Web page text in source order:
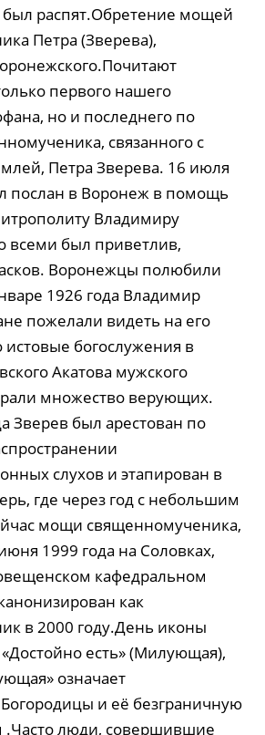
был распят.Обретение мощей
Петра (Зверева),
первого нашего
но и последнего по
связанного с
Петра Зверева. 16 июля
послан в Воронеж в помощь
Владимиру
всеми был приветлив,
Воронежцы полюбили
1926 года Владимир
пожелали видеть на его
истовые богослужения в
Акатова мужского
множество верующих.
Зверев был арестован по
слухов и этапирован в
где через год с небольшим
мощи священномученика,
1999 года на Соловках,
кафедральном
как
в 2000 году.День иконы
есть» (Милующая),
означает
Богородицы и её безграничную
люди, совершившие